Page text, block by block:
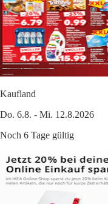
Kaufland
Do. 6.8. - Mi. 12.8.2026
Noch 6 Tage gültig